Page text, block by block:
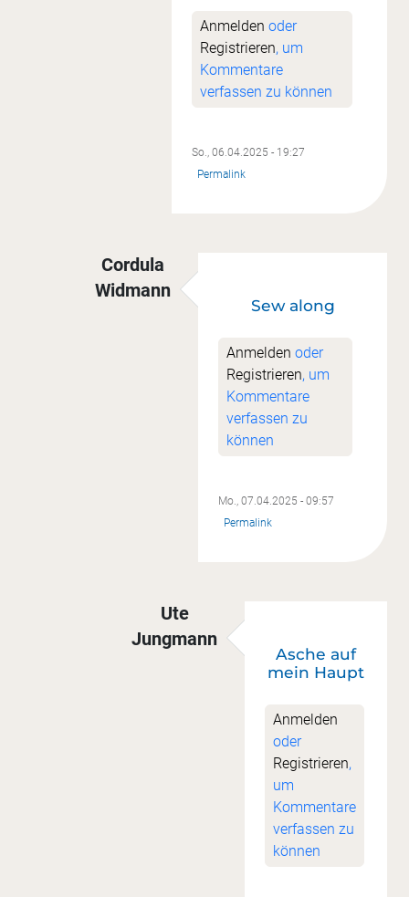
Anmelden oder
Registrieren, um
Kommentare
verfassen zu können
So., 06.04.2025 - 19:27
Permalink
Cordula
Widmann
Ich glaube....vonUte
Sew along
Anmelden oder
Registrieren, um
Kommentare
verfassen zu
können
Mo., 07.04.2025 - 09:57
Permalink
Ute
Jungmann
Sew alongvonCordula
Asche auf
mein Haupt
Anmelden
oder
Registrieren,
um
Kommentare
verfassen zu
können